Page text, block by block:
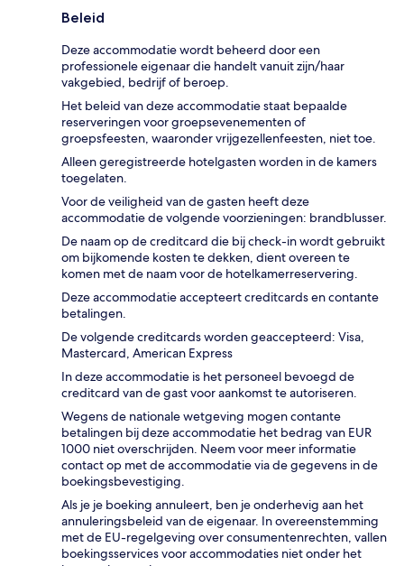
Beleid
Deze accommodatie wordt beheerd door een
professionele eigenaar die handelt vanuit zijn/haar
vakgebied, bedrijf of beroep.
Het beleid van deze accommodatie staat bepaalde
reserveringen voor groepsevenementen of
groepsfeesten, waaronder vrijgezellenfeesten, niet toe.
Alleen geregistreerde hotelgasten worden in de kamers
toegelaten.
Voor de veiligheid van de gasten heeft deze
accommodatie de volgende voorzieningen: brandblusser.
De naam op de creditcard die bij check-in wordt gebruikt
om bijkomende kosten te dekken, dient overeen te
komen met de naam voor de hotelkamerreservering.
Deze accommodatie accepteert creditcards en contante
betalingen.
De volgende creditcards worden geaccepteerd: Visa,
Mastercard, American Express
In deze accommodatie is het personeel bevoegd de
creditcard van de gast voor aankomst te autoriseren.
Wegens de nationale wetgeving mogen contante
betalingen bij deze accommodatie het bedrag van EUR
1000 niet overschrijden. Neem voor meer informatie
contact op met de accommodatie via de gegevens in de
boekingsbevestiging.
Als je je boeking annuleert, ben je onderhevig aan het
annuleringsbeleid van de eigenaar. In overeenstemming
met de EU-regelgeving over consumentenrechten, vallen
boekingsservices voor accommodaties niet onder het